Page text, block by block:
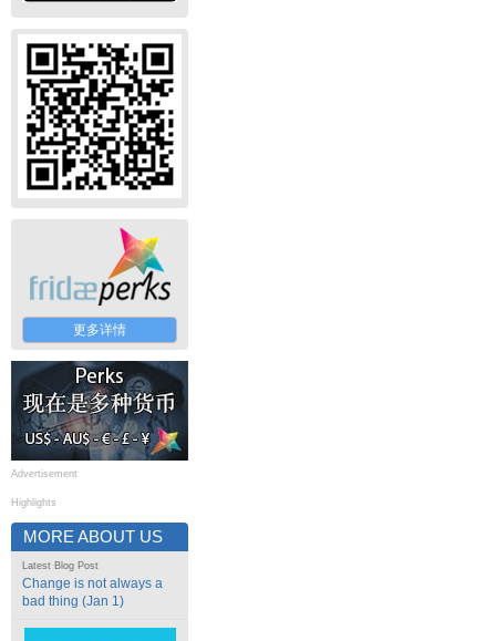
更多详情
Advertisement
Highlights
MORE ABOUT US
Latest Blog Post
Change is not always a
bad thing (Jan 1)